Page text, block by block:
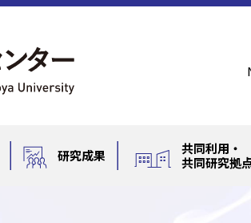
研究成果
共同利用・
共同研究拠